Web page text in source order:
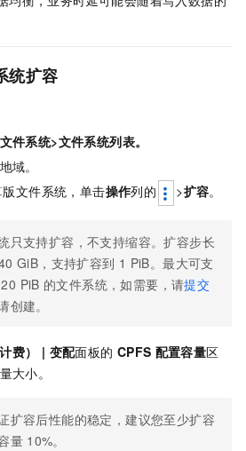
统扩容
文件系统>文件系统列表。
域。
文件系统，单击操作列的 >扩容。
只支持扩容，不支持缩容。扩容步长
GiB，支持扩容到 1 PiB。最大可支
20 PiB 的文件系统，如需要，请提交
创建。
费） | 变配面板的 CPFS 配置容量区
大小。
扩容后性能的稳定，建议您至少扩容
量 10%。